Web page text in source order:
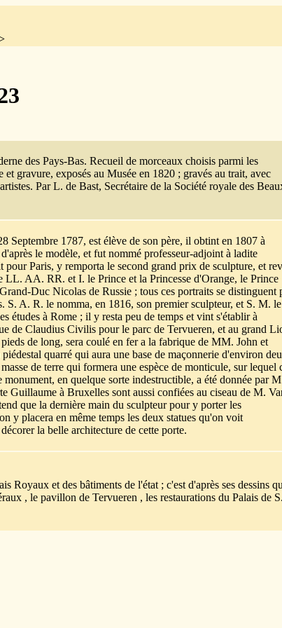
des Pays-Bas. Recueil de morceaux choisis parmi les
gravure, exposés au Musée en 1820 ; gravés au trait, avec
Par L. de Bast, Secrétaire de la Société royale des
Septembre 1787, est élève de son père, il obtint en 1807 à
le modèle, et fut nommé professeur-adjoint à ladite
pour Paris, y remporta le second grand prix de sculpture, et
LL. AA. RR. et I. le Prince et la Princesse d'Orange, le Prince
Duc Nicolas de Russie ; tous ces portraits se distinguent
S. A. R. le nomma, en 1816, son premier sculpteur, et S. M. le
études à Rome ; il y resta peu de temps et vint s'établir à
de Claudius Civilis pour le parc de Tervueren, et au grand
de long, sera coulé en fer a la fabrique de MM. John et
quarré qui aura une base de maçonnerie d'environ
de terre qui formera une espèce de monticule, sur lequel
en quelque sorte indestructible, a été donnée par
Guillaume à Bruxelles sont aussi confiées au ciseau de M.
que la dernière main du sculpteur pour y porter les
y placera en même temps les deux statues qu'on voit
la belle architecture de cette porte.
Royaux et des bâtiments de l'état ; c'est d'après ses dessins
, le pavillon de Tervueren , les restaurations du Palais de S.